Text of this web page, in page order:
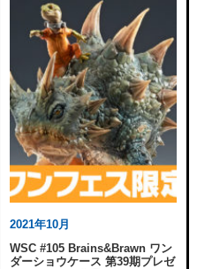
2021年10月
WSC #105 Brains&Brawn ワン
ダーショウケース 第39期プレゼ